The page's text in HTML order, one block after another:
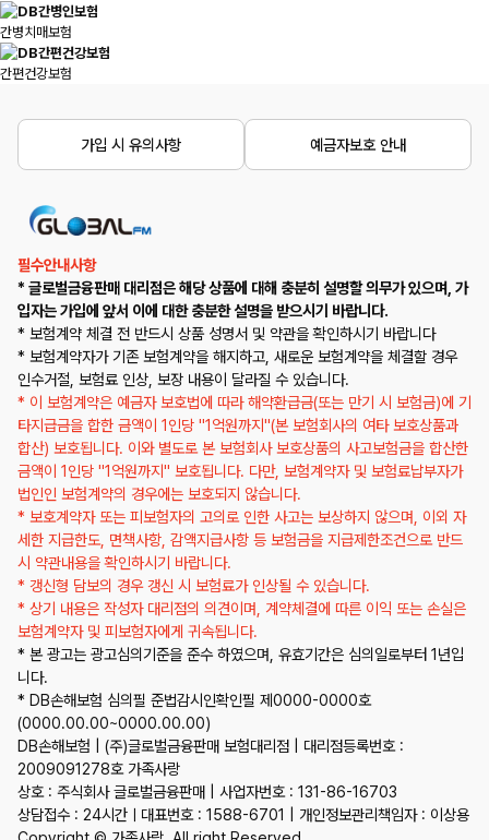
간병치매보험
간편건강보험
가입 시 유의사항 예금자보호 안내
필수안내사항
* 글로벌금융판매 대리점은 해당 상품에 대해 충분히 설명할 의무가 있으며, 가
입자는 가입에 앞서 이에 대한 충분한 설명을 받으시기 바랍니다.
* 보험계약 체결 전 반드시 상품 성명서 및 약관을 확인하시기 바랍니다
* 보험계약자가 기존 보험계약을 해지하고, 새로운 보험계약을 체결할 경우
인수거절, 보험료 인상, 보장 내용이 달라질 수 있습니다.
* 이 보험계약은 예금자 보호법에 따라 해약환급금(또는 만기 시 보험금)에 기
타지급금을 합한 금액이 1인당 "1억원까지"(본 보험회사의 여타 보호상품과
합산) 보호됩니다. 이와 별도로 본 보험회사 보호상품의 사고보험금을 합산한
금액이 1인당 "1억원까지" 보호됩니다. 다만, 보험계약자 및 보험료납부자가
법인인 보험계약의 경우에는 보호되지 않습니다.
* 보호계약자 또는 피보험자의 고의로 인한 사고는 보상하지 않으며, 이외 자
세한 지급한도, 면책사항, 감액지급사항 등 보험금을 지급제한조건으로 반드
시 약관내용을 확인하시기 바랍니다.
* 갱신형 담보의 경우 갱신 시 보험료가 인상될 수 있습니다.
* 상기 내용은 작성자 대리점의 의견이며, 계약체결에 따른 이익 또는 손실은
보험계약자 및 피보험자에게 귀속됩니다.
* 본 광고는 광고심의기준을 준수 하였으며, 유효기간은 심의일로부터 1년입
니다.
* DB손해보험 심의필 준법감시인확인필 제0000-0000호
(0000.00.00~0000.00.00)
DB손해보험 | (주)글로벌금융판매 보험대리점 | 대리점등록번호 :
2009091278호 가족사랑
상호 : 주식회사 글로벌금융판매 | 사업자번호 : 131-86-16703
상담접수 : 24시간ㅣ대표번호 : 1588-6701 | 개인정보관리책임자 : 이상용